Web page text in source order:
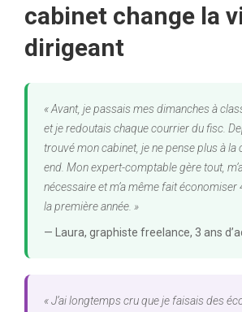
cabinet change la
dirigeant
« Avant, je passais mes dimanches à
et je redoutais chaque courrier du fisc.
trouvé mon cabinet, je ne pense plus à la
end. Mon expert-comptable gère tout,
nécessaire et m’a même fait économiser
la première année. »
— Laura, graphiste freelance, 3 ans
« J’ai longtemps cru que je faisais des